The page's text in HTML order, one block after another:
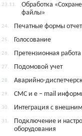
23.11.
Обработка
файлы»
24. Печатные формы
25. Голосование
26. Претензионная работа
27. Подомовой учет
28. Аварийно-
29. СМС и e – mail
30. Интеграция с
31.
Подключение и
оборудования